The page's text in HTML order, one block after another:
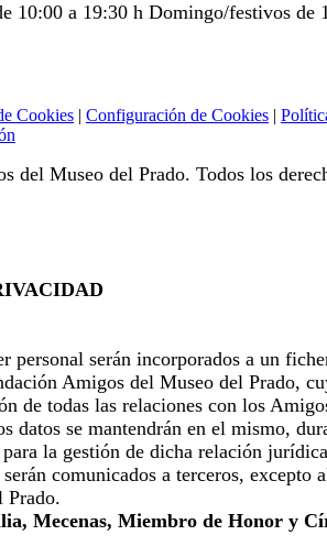
10:00 a 19:30 h Domingo/festivos de
Cookies | Configuración de Cookies |
del Museo del Prado. Todos los
personal serán incorporados a un
Amigos del Museo del Prado,
de todas las relaciones con los
datos se mantendrán en el mismo,
la gestión de dicha relación
comunicados a terceros, excepto
Prado.
Mecenas, Miembro de Honor y